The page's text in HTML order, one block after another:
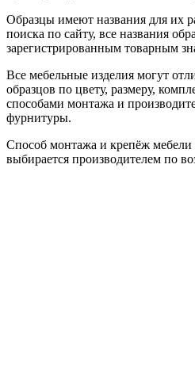
Образцы имеют названия для их
поиска по сайту, все названия
зарегистрированным товарным
Все мебельные изделия могут
образцов по цвету, размеру,
способами монтажа и
фурнитуры.
Способ монтажа и крепёж мебели
выбирается производителем по